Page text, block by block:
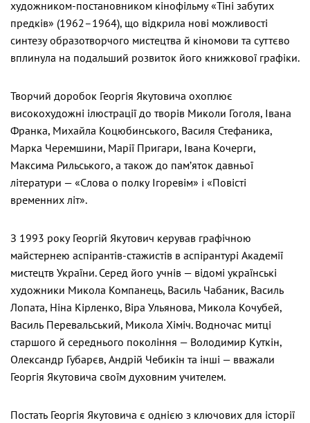
художником-постановником кінофільму «Тіні забутих
предків» (1962–1964), що відкрила нові можливості
синтезу образотворчого мистецтва й кіномови та суттєво
вплинула на подальший розвиток його книжкової графіки.
Творчий доробок Георгія Якутовича охоплює
високохудожні ілюстрації до творів Миколи Гоголя, Івана
Франка, Михайла Коцюбинського, Василя Стефаника,
Марка Черемшини, Марії Пригари, Івана Кочерги,
Максима Рильського, а також до пам’яток давньої
літератури — «Слова о полку Ігоревім» і «Повісті
временних літ».
З 1993 року Георгій Якутович керував графічною
майстернею аспірантів-стажистів в аспірантурі Академії
мистецтв України. Серед його учнів — відомі українські
художники Микола Компанець, Василь Чабаник, Василь
Лопата, Ніна Кірленко, Віра Ульянова, Микола Кочубей,
Василь Перевальський, Микола Хіміч. Водночас митці
старшого й середнього покоління — Володимир Куткін,
Олександр Губарєв, Андрій Чебикін та інші — вважали
Георгія Якутовича своїм духовним учителем.
Постать Георгія Якутовича є однією з ключових для історії